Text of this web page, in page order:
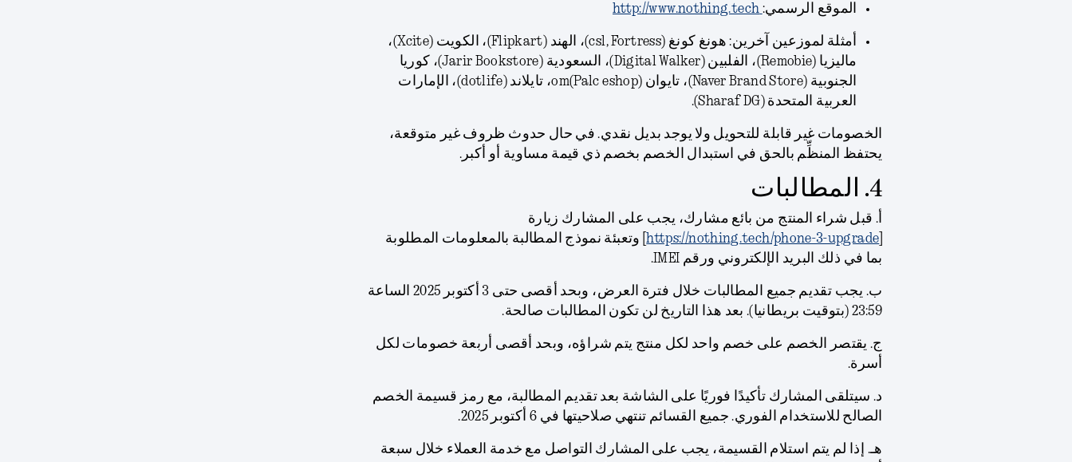
الموقع الرسمي: http://www.nothing.tech
أمثلة لموزعين آخرين: هونغ كونغ (csl, Fortress)، الهند (Flipkart)، الكويت (Xcite)،
ماليزيا (Remobie)، الفلبين (Digital Walker)، السعودية (Jarir Bookstore)، كوريا
الجنوبية (Naver Brand Store)، تايوان om(Palc eshop)، تايلاند (dotlife)، الإمارات
العربية المتحدة (Sharaf DG).
الخصومات غير قابلة للتحويل ولا يوجد بديل نقدي. في حال حدوث ظروف غير متوقعة،
يحتفظ المنظِّم بالحق في استبدال الخصم بخصم ذي قيمة مساوية أو أكبر.
4. المطالبات
أ. قبل شراء المنتج من بائع مشارك، يجب على المشارك زيارة
https://nothing.tech/phone-3-upgrade
] وتعبئة نموذج المطالبة بالمعلومات المطلوبة
بما في ذلك البريد الإلكتروني ورقم IMEI.
ب. يجب تقديم جميع المطالبات خلال فترة العرض، وبحد أقصى حتى 3 أكتوبر 2025 الساعة
23:59 (بتوقيت بريطانيا). بعد هذا التاريخ لن تكون المطالبات صالحة.
ج. يقتصر الخصم على خصم واحد لكل منتج يتم شراؤه، وبحد أقصى أربعة خصومات لكل
أسرة.
د. سيتلقى المشارك تأكيدًا فوريًا على الشاشة بعد تقديم المطالبة، مع رمز قسيمة الخصم
الصالح للاستخدام الفوري. جميع القسائم تنتهي صلاحيتها في 6 أكتوبر 2025.
هـ. إذا لم يتم استلام القسيمة، يجب على المشارك التواصل مع خدمة العملاء خلال سبعة